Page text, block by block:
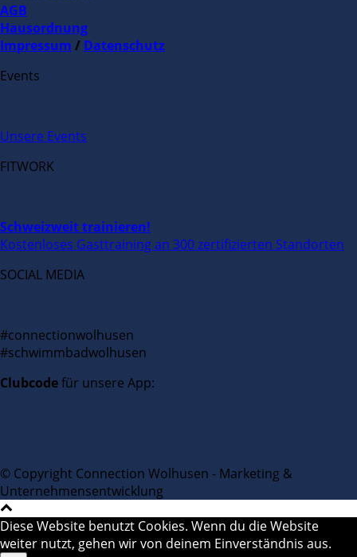
AGB
Hausordnung
Impressum / Datenschutz
Events
Unsere Events
FITWORK
Schweizweit trainieren!
Kostenloses Gasttraining an 300 zertifizierten Standorten
SOCIAL MEDIA
#connectionwolhusen
#schwimmbadwolhusen
Clubcodefür unsere App:
© Copyright Connection Wolhusen - Marketing &
Unternehmensentwicklung
Diese Website benutzt Cookies. Wenn du die Website
weiter nutzt, gehen wir von deinem Einverständnis aus.